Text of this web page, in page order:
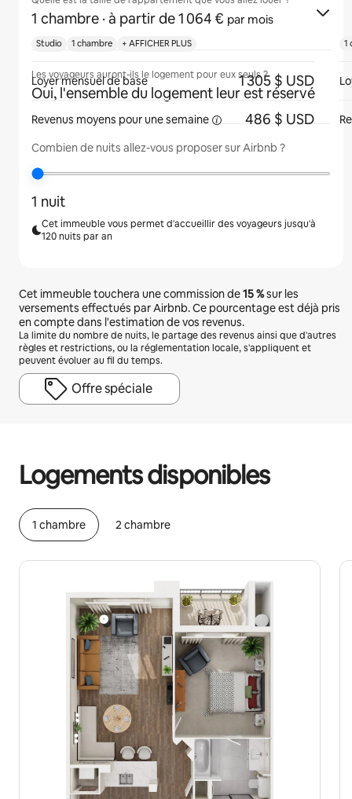
1 chambre · à partir de 1 064 € par mois
Les voyageurs auront-ils le logement pour eux seuls ?
Oui, l'ensemble du logement leur est réservé
Combien de nuits allez-vous proposer sur Airbnb ?
1 nuit
Cet immeuble vous permet d'accueillir des voyageurs jusqu'à
120 nuits par an
Cet immeuble touchera une commission de15 %sur les
versements effectués par Airbnb. Ce pourcentage est déjà pris
en compte dans l'estimation de vos revenus.
La limite du nombre de nuits, le partage des revenus ainsi que d'autres
règles et restrictions, ou la réglementation locale, s'appliquent et
peuvent évoluer au fil du temps.
Offre spéciale
Logements disponibles
1 chambre 2 chambre
Studio 1 chambre + AFFICHER PLUS
Loyer mensuel de base 1 305 $ USD
Revenus moyens pour unesemaine 486 $ USD
1